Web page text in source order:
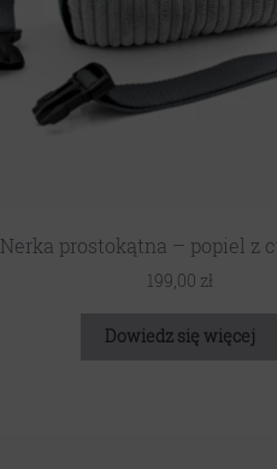
Nerka prostokątna – popiel z
199,00 zł
Dowiedz się więcej